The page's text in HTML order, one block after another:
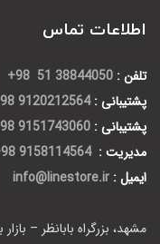
اطلاعات تماس
تلفن : 38844050 51 98+
پشتیبانی : 9120212564 98+
پشتیبانی : 9151743060 98+
مدیریت : 9158114564 98+
ایمیل : info@linestore.ir